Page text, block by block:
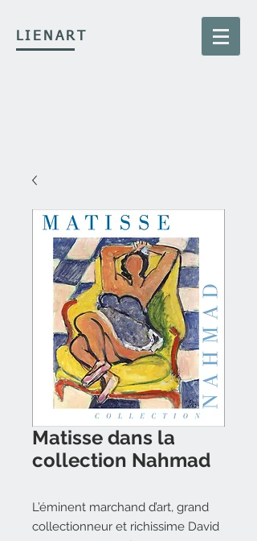
LIENART
Matisse dans la
collection Nahmad
L’éminent marchand d’art, grand
collectionneur et richissime David